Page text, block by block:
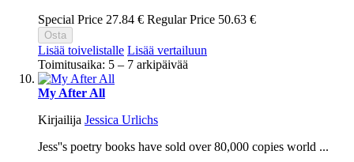
Special Price 27.84 € Regular Price 50.63 €
Osta
Lisää toivelistalle Lisää vertailuun
Toimitusaika: 5 – 7 arkipäivää
My After All
Kirjailija Jessica Urlichs
Jess''s poetry books have sold over 80,000 copies world ...